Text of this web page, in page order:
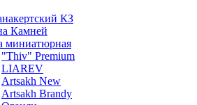
КЗ
Камней
миниатюрная
"Thiv" Premium
LIAREV
Artsakh New
Artsakh Brandy